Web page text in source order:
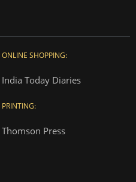
ONLINE SHOPPING:
India Today Diaries
PRINTING:
Thomson Press